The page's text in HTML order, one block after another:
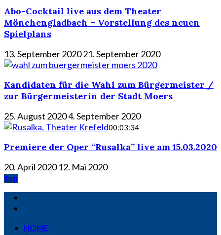
Abo-Cocktail live aus dem Theater
Mönchengladbach – Vorstellung des neuen
Spielplans
13. September 202021. September 2020
Kandidaten für die Wahl zum Bürgermeister /
zur Bürgermeisterin der Stadt Moers
25. August 20204. September 2020
00:03:34
Premiere der Oper “Rusalka” live am 15.03.2020
20. April 2020 12. Mai 2020
Top
HOME